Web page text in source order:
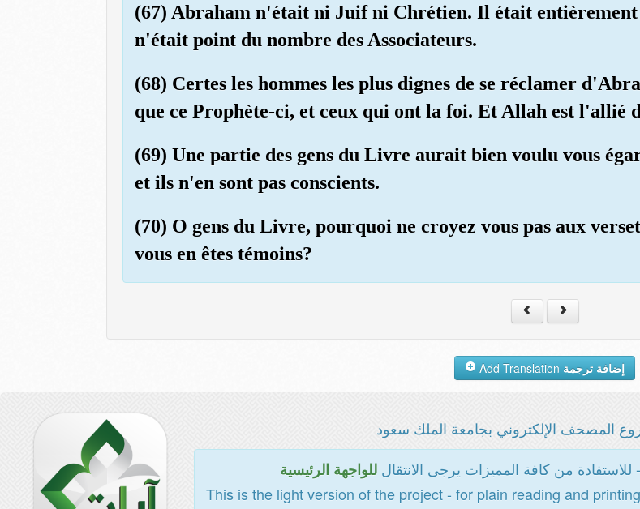
(67) Abraham n'était ni Juif ni Chrétien. Il était
n'était point du nombre des Associateurs.
(68) Certes les hommes les plus dignes de se réclamer
que ce Prophète-ci, et ceux qui ont la foi. Et Allah est l'allié
(69) Une partie des gens du Livre aurait bien voulu vous
et ils n'en sont pas conscients.
(70) O gens du Livre, pourquoi ne croyez vous pas aux
vous en êtes témoins?
إضافة ترجمة
المصحف الإلكتروني بجامعة الملك سعود
- للاستفادة من كافة المميزات يرجى الانتقالللواجهة الرئيسية
This is the light version of the project - for plain reading and